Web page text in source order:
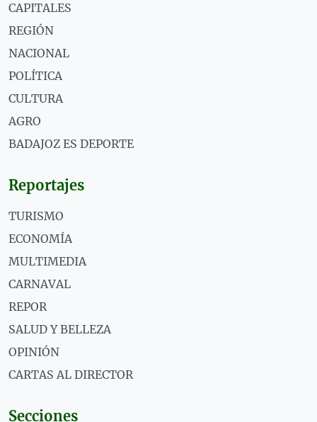
CAPITALES
REGIÓN
NACIONAL
POLÍTICA
CULTURA
AGRO
BADAJOZ ES DEPORTE
Reportajes
TURISMO
ECONOMÍA
MULTIMEDIA
CARNAVAL
REPOR
SALUD Y BELLEZA
OPINIÓN
CARTAS AL DIRECTOR
Secciones